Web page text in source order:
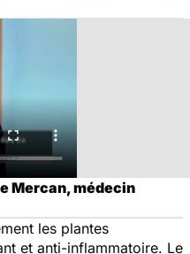
Mercan, médecin
les plantes
et anti-inflammatoire. Le